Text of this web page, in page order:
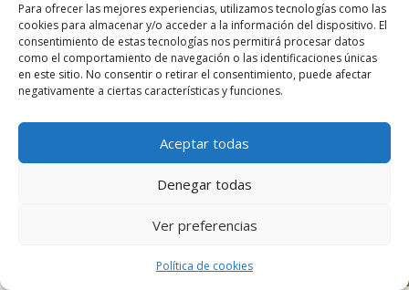
Para ofrecer las mejores experiencias, utilizamos tecnologías como las
cookies para almacenar y/o acceder a la información del dispositivo. El
consentimiento de estas tecnologías nos permitirá procesar datos
como el comportamiento de navegación o las identificaciones únicas
en este sitio. No consentir o retirar el consentimiento, puede afectar
negativamente a ciertas características y funciones.
Aceptar todas
Denegar todas
Ver preferencias
Política de cookies
Aviso Legal-